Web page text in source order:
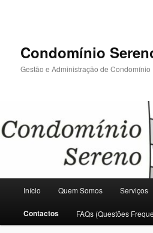
primárioCondomínio
Gestão e Administração de Condomínio
principal
Início Quem Somos Serviços
Contactos FAQs (Questões